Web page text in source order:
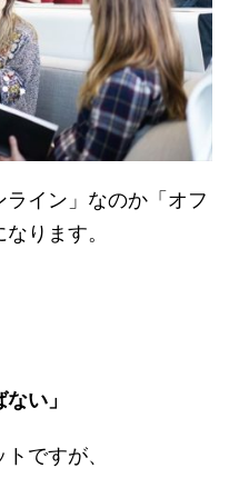
ライン」なのか「オフ
ります。
い」
ですが、